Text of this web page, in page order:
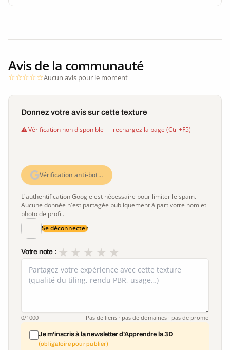
Avis de la communauté
Aucun avis pour le moment
Donnez votre avis sur cette texture
Vérification non disponible — rechargez la page (Ctrl+F5)
Vérification anti-bot…
L'authentification Google est nécessaire pour limiter le spam.
Aucune donnée n'est partagée publiquement à part votre nom et
photo de profil.
Se déconnecter
Votre note : ★
★
★
★
★
0/1000 Pas de liens · pas de domaines · pas de promo
Je m'inscris à la newsletter d'Apprendre la 3D
(obligatoire pour publier)